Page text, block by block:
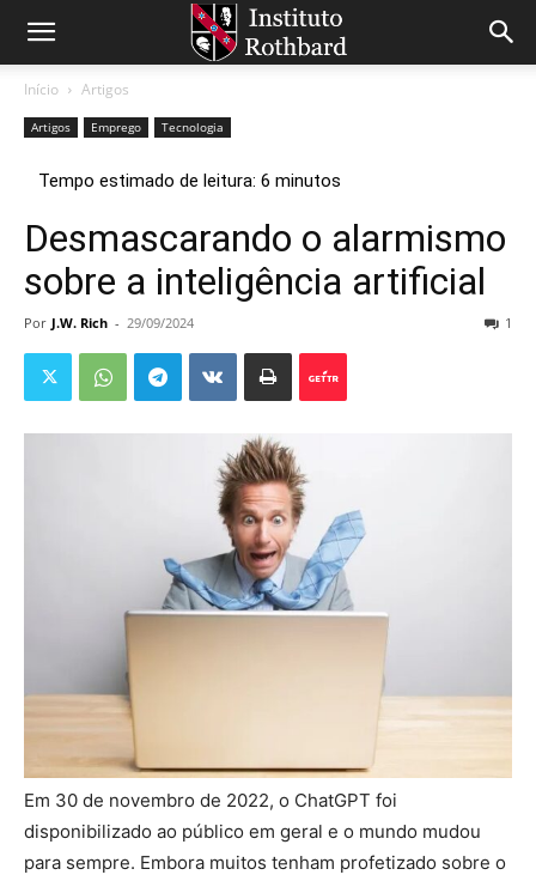
Início Artigos
Artigos Emprego Tecnologia
Desmascarando o alarmismo
sobre a inteligência artificial
Por J.W. Rich - 29/09/2024 1
Em 30 de novembro de 2022, o ChatGPT foi
disponibilizado ao público em geral e o mundo mudou
para sempre. Embora muitos tenham profetizado sobre o